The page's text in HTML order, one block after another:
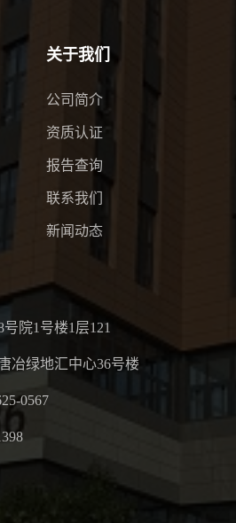
关于我们
公司简介
资质认证
报告查询
联系我们
新闻动态
院1号楼1层121
冶绿地汇中心36号楼
0567